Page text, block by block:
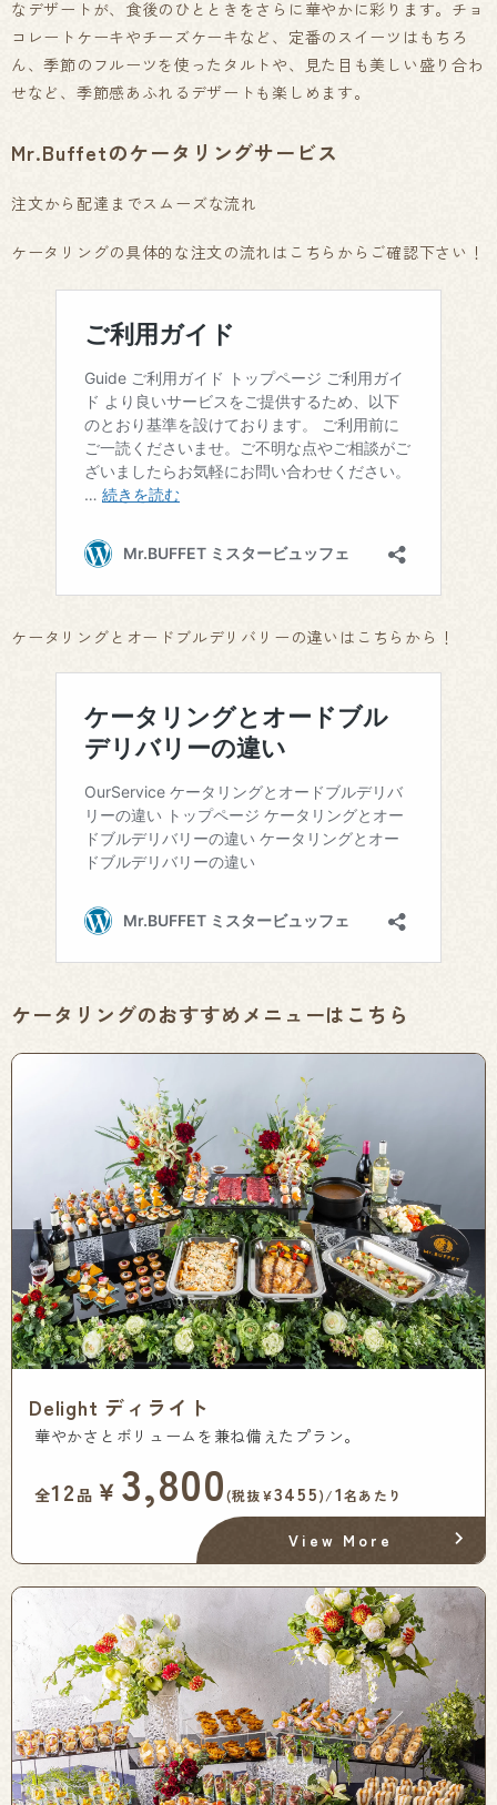
なデザートが、食後のひとときをさらに華やかに彩ります。チョ
コレートケーキやチーズケーキなど、定番のスイーツはもちろ
ん、季節のフルーツを使ったタルトや、見た目も美しい盛り合わ
せなど、季節感あふれるデザートも楽しめます。
Mr.Buffetのケータリングサービス
注文から配達までスムーズな流れ
ケータリングの具体的な注文の流れはこちらからご確認下さい！
ケータリングとオードブルデリバリーの違いはこちらから！
ケータリングのおすすめメニューはこちら
Delight ディライト
華やかさとボリュームを兼ね備えたプラン。
全12 品 ￥ 3,800(税抜¥3455)/1名あたり
View More